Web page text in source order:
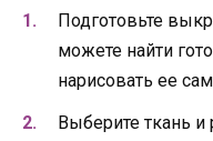
Подготовьте
можете найти
нарисовать ее
Выберите ткань